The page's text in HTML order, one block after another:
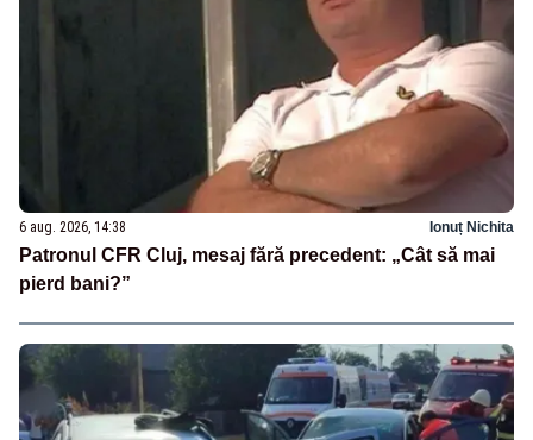
6 aug. 2026, 14:38 Ionuț Nichita
Patronul CFR Cluj, mesaj fără precedent: „Cât să mai
pierd bani?”